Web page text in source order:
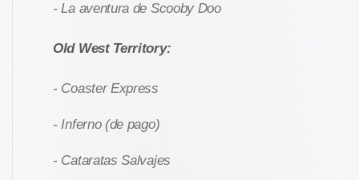
- La aventura de Scooby Doo
Old West Territory:
- Coaster Express
- Inferno (de pago)
- Cataratas Salvajes